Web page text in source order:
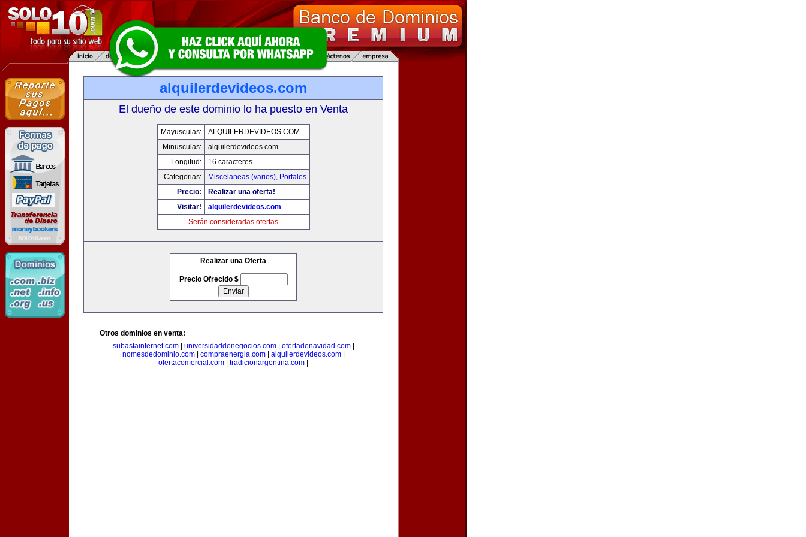
alquilerdevideos.com
El dueño de este dominio lo ha puesto en Venta
Mayusculas:
ALQUILERDEVIDEOS.COM
Minusculas:
alquilerdevideos.com
Longitud:
16 caracteres
Categorias:
Miscelaneas (varios), Portales
Precio:
Realizar una oferta!
Visitar!
alquilerdevideos.com
Serán consideradas ofertas
Realizar una Oferta
Precio Ofrecido $
Otros dominios en venta:
subastainternet.com| universidaddenegocios.com| ofertadenavidad.com|
nomesdedominio.com| compraenergia.com| alquilerdevideos.com|
ofertacomercial.com
tradicionargentina.com